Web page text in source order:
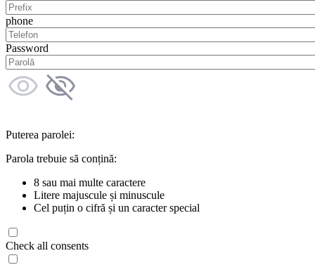
phone
Password
Puterea parolei:
Parola trebuie să conțină:
8 sau mai multe caractere
Litere majuscule și minuscule
Cel puțin o cifră și un caracter special
Check all consents